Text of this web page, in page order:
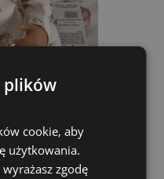
plików
cookie, aby
użytkowania.
zgodę